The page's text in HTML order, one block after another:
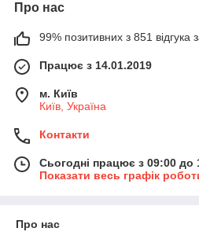
Про нас
99% позитивних з 851 відгука
Працює з 14.01.2019
м. Київ
Київ, Україна
Контакти
Сьогодні працює з 09:00 до
Показати весь графік
Про нас